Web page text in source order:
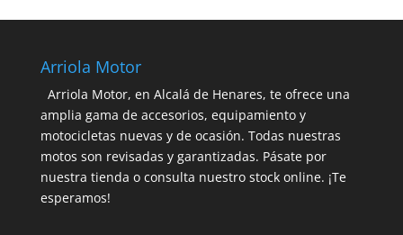
Arriola Motor
Arriola Motor, en Alcalá de Henares, te ofrece una
amplia gama de accesorios, equipamiento y
motocicletas nuevas y de ocasión. Todas nuestras
motos son revisadas y garantizadas. Pásate por
nuestra tienda o consulta nuestro stock online. ¡Te
esperamos!